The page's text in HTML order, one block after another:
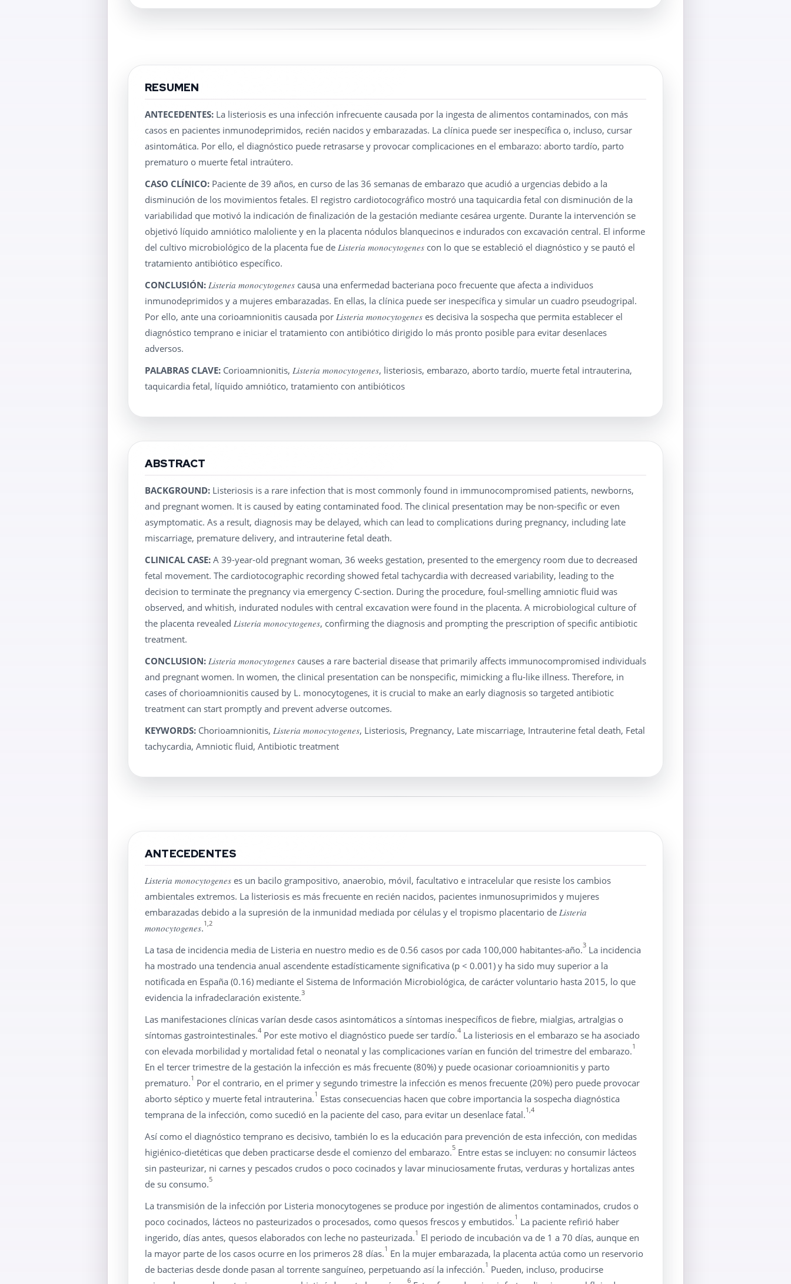
RESUMEN
ANTECEDENTES: La listeriosis es una infección infrecuente causada por la ingesta de alimentos contaminados, con más
casos en pacientes inmunodeprimidos, recién nacidos y embarazadas. La clínica puede ser inespecífica o, incluso, cursar
asintomática. Por ello, el diagnóstico puede retrasarse y provocar complicaciones en el embarazo: aborto tardío, parto
prematuro o muerte fetal intraútero.
CASO CLÍNICO: Paciente de 39 años, en curso de las 36 semanas de embarazo que acudió a urgencias debido a la
disminución de los movimientos fetales. El registro cardiotocográfico mostró una taquicardia fetal con disminución de la
variabilidad que motivó la indicación de finalización de la gestación mediante cesárea urgente. Durante la intervención se
objetivó líquido amniótico maloliente y en la placenta nódulos blanquecinos e indurados con excavación central. El informe
del cultivo microbiológico de la placenta fue de Listeria monocytogenes con lo que se estableció el diagnóstico y se pautó el
tratamiento antibiótico específico.
CONCLUSIÓN: Listeria monocytogenes causa una enfermedad bacteriana poco frecuente que afecta a individuos
inmunodeprimidos y a mujeres embarazadas. En ellas, la clínica puede ser inespecífica y simular un cuadro pseudogripal.
Por ello, ante una corioamnionitis causada por Listeria monocytogenes es decisiva la sospecha que permita establecer el
diagnóstico temprano e iniciar el tratamiento con antibiótico dirigido lo más pronto posible para evitar desenlaces
adversos.
PALABRAS CLAVE: Corioamnionitis, Listeria monocytogenes, listeriosis, embarazo, aborto tardío, muerte fetal intrauterina,
taquicardia fetal, líquido amniótico, tratamiento con antibióticos
ABSTRACT
BACKGROUND: Listeriosis is a rare infection that is most commonly found in immunocompromised patients, newborns,
and pregnant women. It is caused by eating contaminated food. The clinical presentation may be non-specific or even
asymptomatic. As a result, diagnosis may be delayed, which can lead to complications during pregnancy, including late
miscarriage, premature delivery, and intrauterine fetal death.
CLINICAL CASE: A 39-year-old pregnant woman, 36 weeks gestation, presented to the emergency room due to decreased
fetal movement. The cardiotocographic recording showed fetal tachycardia with decreased variability, leading to the
decision to terminate the pregnancy via emergency C-section. During the procedure, foul-smelling amniotic fluid was
observed, and whitish, indurated nodules with central excavation were found in the placenta. A microbiological culture of
the placenta revealed Listeria monocytogenes, confirming the diagnosis and prompting the prescription of specific antibiotic
treatment.
CONCLUSION: Listeria monocytogenes causes a rare bacterial disease that primarily affects immunocompromised individuals
and pregnant women. In women, the clinical presentation can be nonspecific, mimicking a flu-like illness. Therefore, in
cases of chorioamnionitis caused by L. monocytogenes, it is crucial to make an early diagnosis so targeted antibiotic
treatment can start promptly and prevent adverse outcomes.
KEYWORDS: Chorioamnionitis, Listeria monocytogenes, Listeriosis, Pregnancy, Late miscarriage, Intrauterine fetal death, Fetal
tachycardia, Amniotic fluid, Antibiotic treatment
ANTECEDENTES
Listeria monocytogenes es un bacilo grampositivo, anaerobio, móvil, facultativo e intracelular que resiste los cambios
ambientales extremos. La listeriosis es más frecuente en recién nacidos, pacientes inmunosuprimidos y mujeres
embarazadas debido a la supresión de la inmunidad mediada por células y el tropismo placentario de Listeria
monocytogenes.1,2
La tasa de incidencia media de Listeria en nuestro medio es de 0.56 casos por cada 100,000 habitantes-año.3 La incidencia
ha mostrado una tendencia anual ascendente estadísticamente significativa (p < 0.001) y ha sido muy superior a la
notificada en España (0.16) mediante el Sistema de Información Microbiológica, de carácter voluntario hasta 2015, lo que
evidencia la infradeclaración existente.3
Las manifestaciones clínicas varían desde casos asintomáticos a síntomas inespecíficos de fiebre, mialgias, artralgias o
síntomas gastrointestinales.4 Por este motivo el diagnóstico puede ser tardío.4 La listeriosis en el embarazo se ha asociado
con elevada morbilidad y mortalidad fetal o neonatal y las complicaciones varían en función del trimestre del embarazo.1
En el tercer trimestre de la gestación la infección es más frecuente (80%) y puede ocasionar corioamnionitis y parto
prematuro.1 Por el contrario, en el primer y segundo trimestre la infección es menos frecuente (20%) pero puede provocar
aborto séptico y muerte fetal intrauterina.1 Estas consecuencias hacen que cobre importancia la sospecha diagnóstica
temprana de la infección, como sucedió en la paciente del caso, para evitar un desenlace fatal.1,4
Así como el diagnóstico temprano es decisivo, también lo es la educación para prevención de esta infección, con medidas
higiénico-dietéticas que deben practicarse desde el comienzo del embarazo.5 Entre estas se incluyen: no consumir lácteos
sin pasteurizar, ni carnes y pescados crudos o poco cocinados y lavar minuciosamente frutas, verduras y hortalizas antes
de su consumo.5
La transmisión de la infección por Listeria monocytogenes se produce por ingestión de alimentos contaminados, crudos o
poco cocinados, lácteos no pasteurizados o procesados, como quesos frescos y embutidos.1 La paciente refirió haber
ingerido, días antes, quesos elaborados con leche no pasteurizada.1 El periodo de incubación va de 1 a 70 días, aunque en
la mayor parte de los casos ocurre en los primeros 28 días.1 En la mujer embarazada, la placenta actúa como un reservorio
de bacterias desde donde pasan al torrente sanguíneo, perpetuando así la infección.1 Pueden, incluso, producirse
6